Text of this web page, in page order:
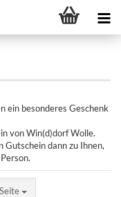
ein besonderes Geschenk
von Win(d)dorf Wolle.
Gutschein dann zu Ihnen,